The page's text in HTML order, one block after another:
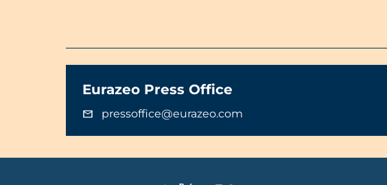
Eurazeo Press Office
pressoffice@eurazeo.com